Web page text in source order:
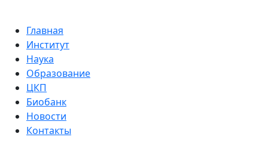
Главная
Институт
Наука
Образование
ЦКП
Биобанк
Новости
Контакты